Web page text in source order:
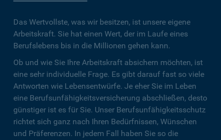
Das Wertvollste, was wir besitzen, ist unsere eigene
Arbeitskraft. Sie hat einen Wert, der im Laufe eines
Berufslebens bis in die Millionen gehen kann.
Ob und wie Sie Ihre Arbeitskraft absichern möchten, ist
eine sehr individuelle Frage. Es gibt darauf fast so viele
Antworten wie Lebensentwürfe. Je eher Sie im Leben
eine Berufsunfähigkeitsversicherung abschließen, desto
günstiger ist es für Sie. Unser Berufsunfähigkeitsschutz
richtet sich ganz nach Ihren Bedürfnissen, Wünschen
und Präferenzen. In jedem Fall haben Sie so die